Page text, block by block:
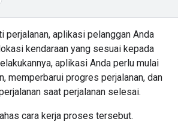
perjalanan, aplikasi pelanggan Anda
kendaraan yang sesuai kepada
aplikasi Anda perlu mulai
memperbarui progres perjalanan, dan
saat perjalanan selesai.
cara kerja proses tersebut.